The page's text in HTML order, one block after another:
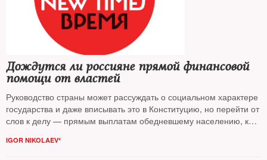
Дождутся ли россияне прямой финансовой
помощи от властей
Руководство страны может рассуждать о социальном характере
государства и даже вписывать это в Конституцию, но перейти от
слов к делу — прямым выплатам обедневшему населению, как
экономистИгорь Николаев
IGOR NIKOLAEV*